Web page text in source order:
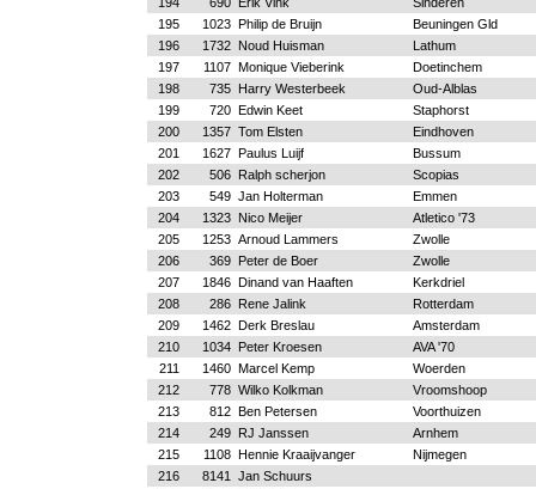
195
1023 Philip de Bruijn
Beuningen Gld
196
1732 Noud Huisman
Lathum
197
1107 Monique Vieberink
Doetinchem
198
735 Harry Westerbeek
Oud-Alblas
199
720 Edwin Keet
Staphorst
200
1357 Tom Elsten
Eindhoven
201
1627 Paulus Luijf
Bussum
202
506 Ralph scherjon
Scopias
203
549 Jan Holterman
Emmen
204
1323 Nico Meijer
Atletico '73
205
1253 Arnoud Lammers
Zwolle
206
369 Peter de Boer
Zwolle
207
1846 Dinand van Haaften
Kerkdriel
208
286 Rene Jalink
Rotterdam
209
1462 Derk Breslau
Amsterdam
210
1034 Peter Kroesen
AVA '70
211
1460 Marcel Kemp
Woerden
212
778 Wilko Kolkman
Vroomshoop
213
812 Ben Petersen
Voorthuizen
214
249 RJ Janssen
Arnhem
215
1108 Hennie Kraaijvanger
Nijmegen
216
8141
Jan Schuurs